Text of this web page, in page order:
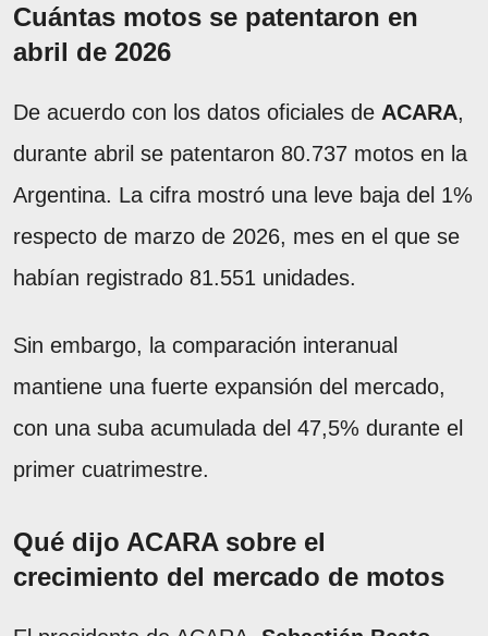
Cuántas motos se patentaron en
abril de 2026
De acuerdo con los datos oficiales de ACARA,
durante abril se patentaron 80.737 motos en la
Argentina. La cifra mostró una leve baja del 1%
respecto de marzo de 2026, mes en el que se
habían registrado 81.551 unidades.
Sin embargo, la comparación interanual
mantiene una fuerte expansión del mercado,
con una suba acumulada del 47,5% durante el
primer cuatrimestre.
Qué dijo ACARA sobre el
crecimiento del mercado de motos